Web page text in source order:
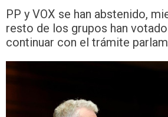
PP y VOX se han abstenido,
resto de los grupos han
continuar con el trámite